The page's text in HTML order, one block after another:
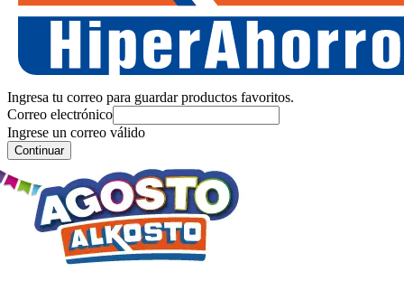
Ingresa tu correo para guardar productos favoritos.
Correo electrónico
Ingrese un correo válido
Continuar